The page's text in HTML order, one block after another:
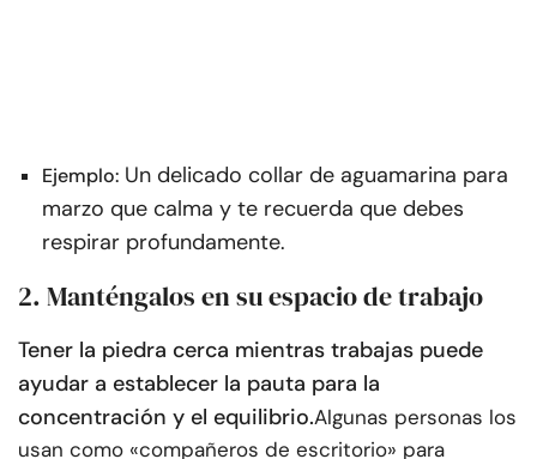
Ejemplo: Un delicado collar de aguamarina para
marzo que calma y te recuerda que debes
respirar profundamente.
2. Manténgalos en su espacio de trabajo
Tener la piedra cerca mientras trabajas puede
ayudar a establecer la pauta para la
concentración y el equilibrio.Algunas personas los
usan como «compañeros de escritorio» para